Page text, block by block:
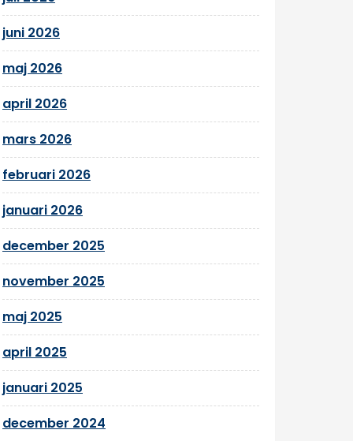
juni 2026
maj 2026
april 2026
mars 2026
februari 2026
januari 2026
december 2025
november 2025
maj 2025
april 2025
januari 2025
december 2024